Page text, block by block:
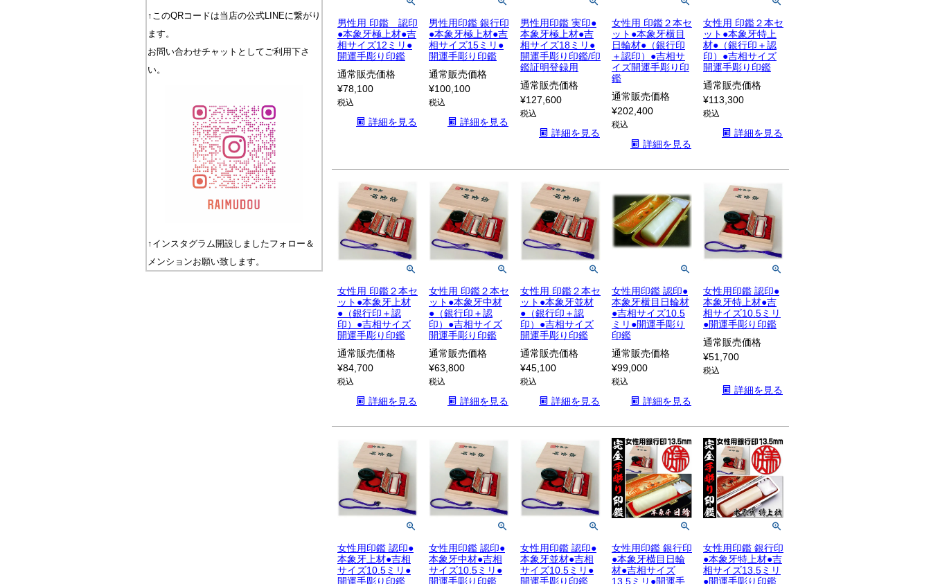
↑このQRコードは当店の公式LINEに繋がり
ます。
お問い合わせチャットとしてご利用下さ
い。
↑インスタグラム開設しましたフォロー＆
メンションお願い致します。
男性用 印鑑 認印
●本象牙極上材●吉
相サイズ12ミリ●
開運手彫り印鑑
通常販売価格
¥78,100
税込
詳細を見る
男性用印鑑 銀行印
●本象牙極上材●吉
相サイズ15ミリ●
開運手彫り印鑑
通常販売価格
¥100,100
税込
詳細を見る
男性用印鑑 実印●
本象牙極上材●吉
相サイズ18ミリ●
開運手彫り印鑑/印
鑑証明登録用
通常販売価格
¥127,600
税込
詳細を見る
女性用 印鑑２本セ
ット●本象牙横目
日輪材●（銀行印
＋認印）●吉相サ
イズ開運手彫り印
鑑
通常販売価格
¥202,400
税込
詳細を見る
女性用 印鑑２本セ
ット●本象牙特上
材●（銀行印＋認
印）●吉相サイズ
開運手彫り印鑑
通常販売価格
¥113,300
税込
詳細を見る
女性用 印鑑２本セ
ット●本象牙上材
●（銀行印＋認
印）●吉相サイズ
開運手彫り印鑑
通常販売価格
¥84,700
税込
詳細を見る
女性用 印鑑２本セ
ット●本象牙中材
●（銀行印＋認
印）●吉相サイズ
開運手彫り印鑑
通常販売価格
¥63,800
税込
詳細を見る
女性用 印鑑２本セ
ット●本象牙並材
●（銀行印＋認
印）●吉相サイズ
開運手彫り印鑑
通常販売価格
¥45,100
税込
詳細を見る
女性用印鑑 認印●
本象牙横目日輪材
●吉相サイズ10.5
ミリ●開運手彫り
印鑑
通常販売価格
¥99,000
税込
詳細を見る
女性用印鑑 認印●
本象牙特上材●吉
相サイズ10.5ミリ
●開運手彫り印鑑
通常販売価格
¥51,700
税込
詳細を見る
女性用印鑑 認印●
本象牙上材●吉相
サイズ10.5ミリ●
開運手彫り印鑑
女性用印鑑 認印●
本象牙中材●吉相
サイズ10.5ミリ●
開運手彫り印鑑
女性用印鑑 認印●
本象牙並材●吉相
サイズ10.5ミリ●
開運手彫り印鑑
女性用印鑑 銀行印
●本象牙横目日輪
材●吉相サイズ
13.5ミリ●開運手
女性用印鑑 銀行印
●本象牙特上材●吉
相サイズ13.5ミリ
●開運手彫り印鑑